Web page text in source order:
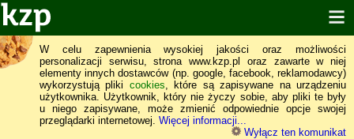
W celu zapewnienia wysokiej jakości oraz możliwości
personalizacji serwisu, strona www.kzp.pl oraz zawarte w niej
elementy innych dostawców (np. google, facebook, reklamodawcy)
wykorzystują pliki cookies, które są zapisywane na urządzeniu
użytkownika. Użytkownik, który nie życzy sobie, aby pliki te były
u niego zapisywane, może zmienić odpowiednie opcje swojej
przeglądarki internetowej. Więcej informacji...
Wyłącz ten komunikat